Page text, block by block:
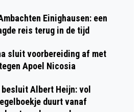
HERFST START
HITTE
Einighausen: een
reis terug in de tijd
sluit voorbereiding af met
Apoel Nicosia
besluit Albert Heijn: vol
duurt vanaf